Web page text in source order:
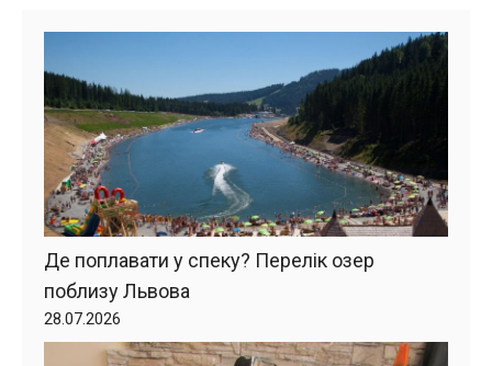
Де поплавати у спеку? Перелік озер
поблизу Львова
28.07.2026